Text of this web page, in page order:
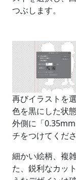
つぶします。
再びイラストを選
色を黒にした状
外側に「
チをつけてくだ
細かい絵柄、複
た、鋭利なカッ